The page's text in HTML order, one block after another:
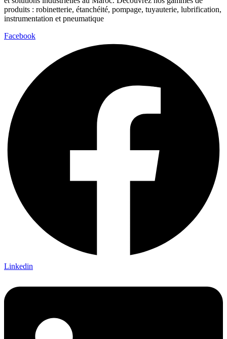
produits : robinetterie, étanchéité, pompage, tuyauterie, lubrification,
instrumentation et pneumatique
Facebook
Linkedin